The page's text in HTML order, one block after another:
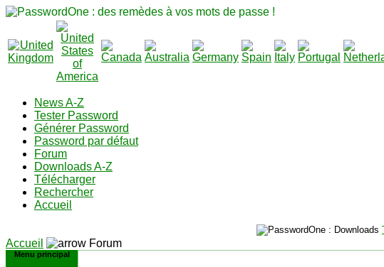
News A-Z
Tester Password
Générer Password
Password par défaut
Forum
Downloads A-Z
Télécharger
Rechercher
Accueil
Accueil
Forum
Menu principal